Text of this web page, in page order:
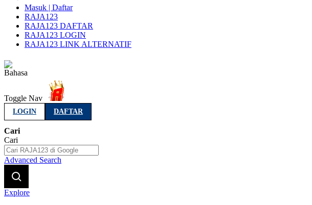
Masuk | Daftar
RAJA123
RAJA123 DAFTAR
RAJA123 LOGIN
RAJA123 LINK ALTERNATIF
Toggle Nav
LOGIN DAFTAR
Cari
Cari
Advanced Search
Explore